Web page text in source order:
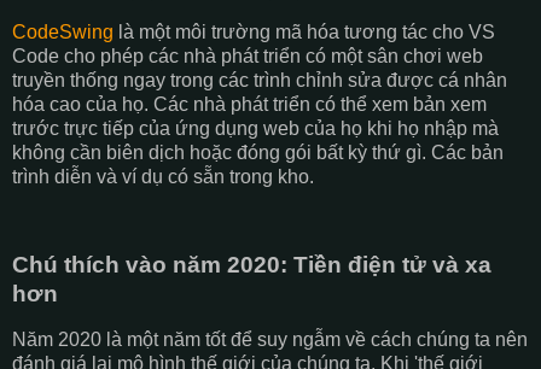
CodeSwing là một môi trường mã hóa tương tác cho VS
Code cho phép các nhà phát triển có một sân chơi web
truyền thống ngay trong các trình chỉnh sửa được cá nhân
hóa cao của họ. Các nhà phát triển có thể xem bản xem
trước trực tiếp của ứng dụng web của họ khi họ nhập mà
không cần biên dịch hoặc đóng gói bất kỳ thứ gì. Các bản
trình diễn và ví dụ có sẵn trong kho.
Chú thích vào năm 2020: Tiền điện tử và xa
hơn
Năm 2020 là một năm tốt để suy ngẫm về cách chúng ta nên
đánh giá lại mô hình thế giới của chúng ta. Khi 'thế giới